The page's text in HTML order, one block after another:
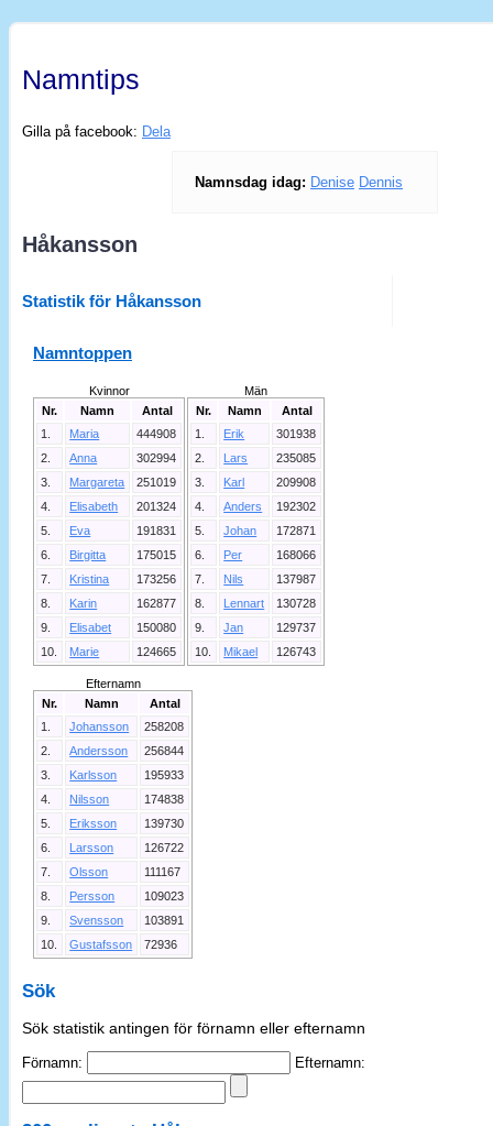
Namntips
Gilla på facebook: Dela
Namnsdag idag: Denise Dennis
Håkansson
Statistik för Håkansson
Namntoppen
Kvinnor
Nr.
Namn
Antal
1.
Maria
444908
2.
Anna
302994
3.
Margareta
251019
4.
Elisabeth
201324
5.
Eva
191831
6.
Birgitta
175015
7.
Kristina
173256
8.
Karin
162877
9.
Elisabet
150080
10.
Marie 124665
Män
Nr.
Namn
Antal
1.
Erik
301938
2.
Lars
235085
3.
Karl
209908
4.
Anders
192302
5.
Johan
172871
6.
Per
168066
7.
Nils
137987
8.
Lennart
130728
9.
Jan
129737
10.
Mikael 126743
Efternamn
Nr.
Namn
Antal
1.
Johansson
258208
2.
Andersson
256844
3.
Karlsson
195933
4.
Nilsson
174838
5.
Eriksson
139730
6.
Larsson
126722
7.
Olsson
111167
8.
Persson
109023
9.
Svensson
103891
10.
Gustafsson 72936
Sök
Sök statistik antingen för förnamn eller efternamn
Förnamn: Efternamn: